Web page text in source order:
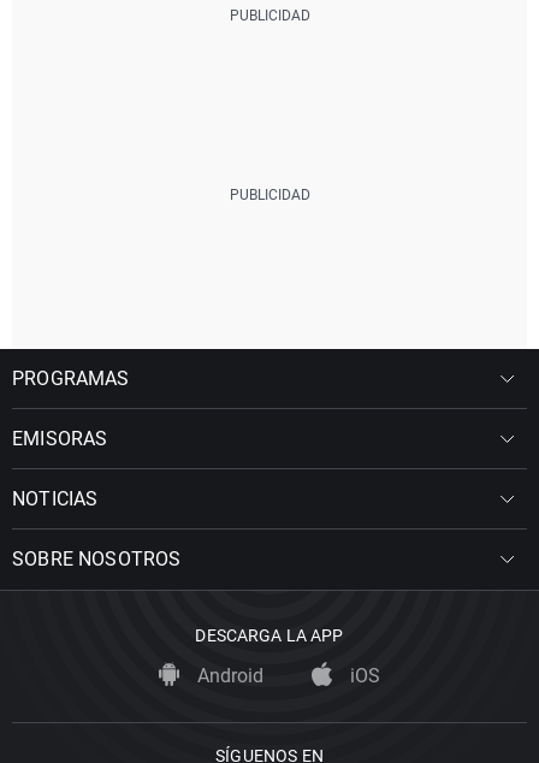
PROGRAMAS
EMISORAS
NOTICIAS
SOBRE NOSOTROS
DESCARGA LA APP
Android iOS
SÍGUENOS EN